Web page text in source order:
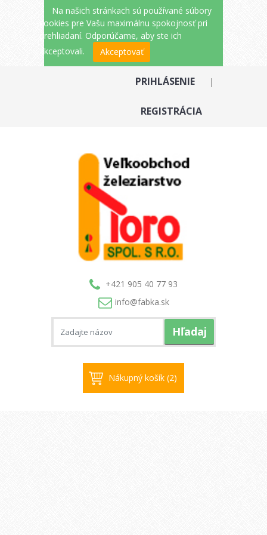
Na našich stránkach sú používané súbory
cookies pre Vašu maximálnu spokojnosť pri
prehliadaní. Odporúčame, aby ste ich
akceptovali.
Akceptovať
PRIHLÁSENIE |
REGISTRÁCIA
+421 905 40 77 93
info@fabka.sk
Hľadaj
Nákupný košík (2)